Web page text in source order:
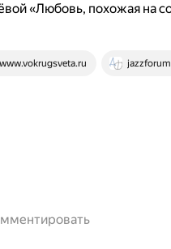
«Любовь, похожая на
www.vokrugsveta.ru